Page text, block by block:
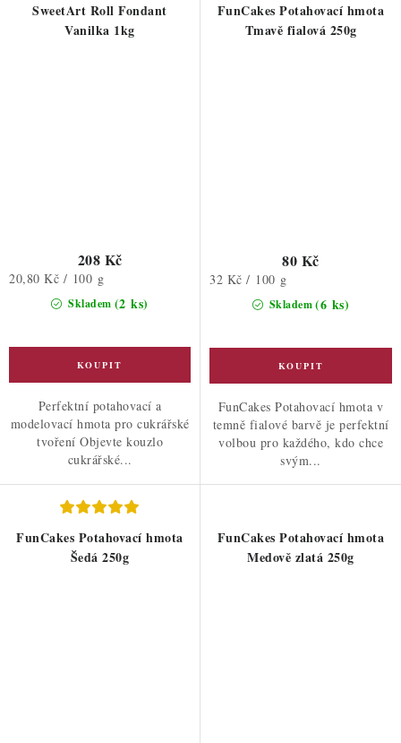
SweetArt Roll Fondant
Vanilka 1kg
Skladem (2 ks)
208 Kč
Měrná
20,80 Kč / 100 g
Perfektní potahovací a
modelovací hmota pro cukrářské
tvoření Objevte kouzlo
cukrářské...
FunCakes Potahovací hmota
Tmavě fialová 250g
Skladem(6 ks)
80 Kč
Měrná
32 Kč / 100 g
FunCakes Potahovací hmota v
temně fialové barvě je perfektní
volbou pro každého, kdo chce
svým...
FunCakes Potahovací hmota
Šedá 250g
FunCakes Potahovací hmota
Medově zlatá 250g